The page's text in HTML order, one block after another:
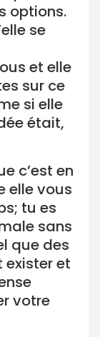
options.
se
et elle
sur ce
si elle
était,
c’est en
elle vous
tu es
sans
que des
exister et
votre